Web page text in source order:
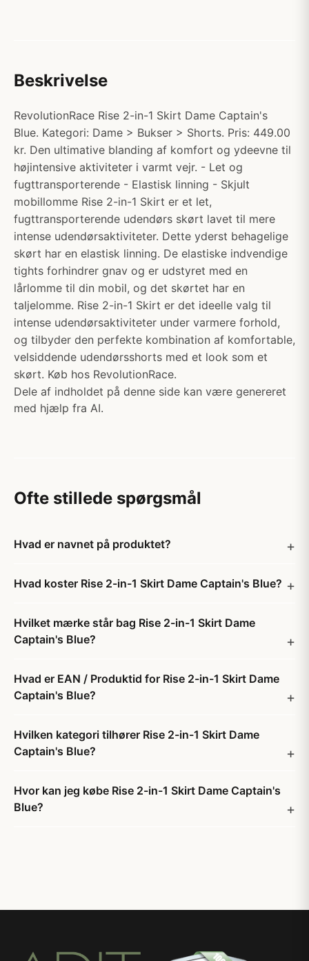
Beskrivelse
RevolutionRace Rise 2-in-1 Skirt Dame Captain's
Blue. Kategori: Dame > Bukser > Shorts. Pris: 449.00
kr. Den ultimative blanding af komfort og ydeevne til
højintensive aktiviteter i varmt vejr. - Let og
fugttransporterende - Elastisk linning - Skjult
mobillomme Rise 2-in-1 Skirt er et let,
fugttransporterende udendørs skørt lavet til mere
intense udendørsaktiviteter. Dette yderst behagelige
skørt har en elastisk linning. De elastiske indvendige
tights forhindrer gnav og er udstyret med en
lårlomme til din mobil, og det skørtet har en
taljelomme. Rise 2-in-1 Skirt er det ideelle valg til
intense udendørsaktiviteter under varmere forhold,
og tilbyder den perfekte kombination af komfortable,
velsiddende udendørsshorts med et look som et
skørt. Køb hos RevolutionRace.
Dele af indholdet på denne side kan være genereret
med hjælp fra AI.
Ofte stillede spørgsmål
Hvad er navnet på produktet?
Hvad koster Rise 2-in-1 Skirt Dame Captain's Blue?
Hvilket mærke står bag Rise 2-in-1 Skirt Dame
Captain's Blue?
Hvad er EAN / Produktid for Rise 2-in-1 Skirt Dame
Captain's Blue?
Hvilken kategori tilhører Rise 2-in-1 Skirt Dame
Captain's Blue?
Hvor kan jeg købe Rise 2-in-1 Skirt Dame Captain's
Blue?